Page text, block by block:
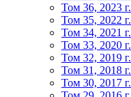
Том 36, 2023 г.
Том 35, 2022 г.
Том 34, 2021 г.
Том 33, 2020 г.
Том 32, 2019 г.
Том 31, 2018 г.
Том 30, 2017 г.